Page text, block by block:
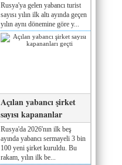
Rusya'ya gelen yabancı turist
sayısı yılın ilk altı ayında geçen
yılın aynı dönemine göre y...
Açılan yabancı şirket
sayısı kapananlar
Rusya'da 2026'nın ilk beş
ayında yabancı sermayeli 3 bin
100 yeni şirket kuruldu. Bu
rakam, yılın ilk be...